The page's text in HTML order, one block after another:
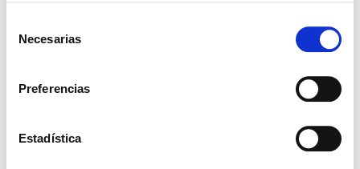
Necesarias
Preferencias
Estadística
no lo abandonarían. Como dijo en su funeral el
entonces cardenal Ratzinger: «Don Giussani
siempre tuvo la mirada de su vida y de su corazón
dirigida hacia Cristo. Así, comprendió que el
conjunto de dogmas, un moralismo; que el